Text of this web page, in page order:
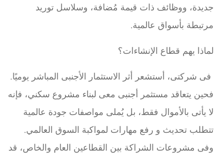
جديدة، ووظائف ذات قيمة مُضافة، وسلاسل توريد
مرتبطة بأسواق عالمية.
لماذا يهم قطاع الإنشاءات؟
فى شركتى، أستشعر أثر الاستثمار الأجنبى المباشر يوميًا.
فحين يتعاقد مستثمر أجنبى معى لبناء مشروع سكني، فإنه
لا يأتى بالأموال فقط، بل يُملى مواصفات جودة عالمية
تتطلب تحديث و رفع مهارات لمواكبة السوق العالمي.
وفى مشروعات الشراكة بين القطاعين العام والخاص، قد